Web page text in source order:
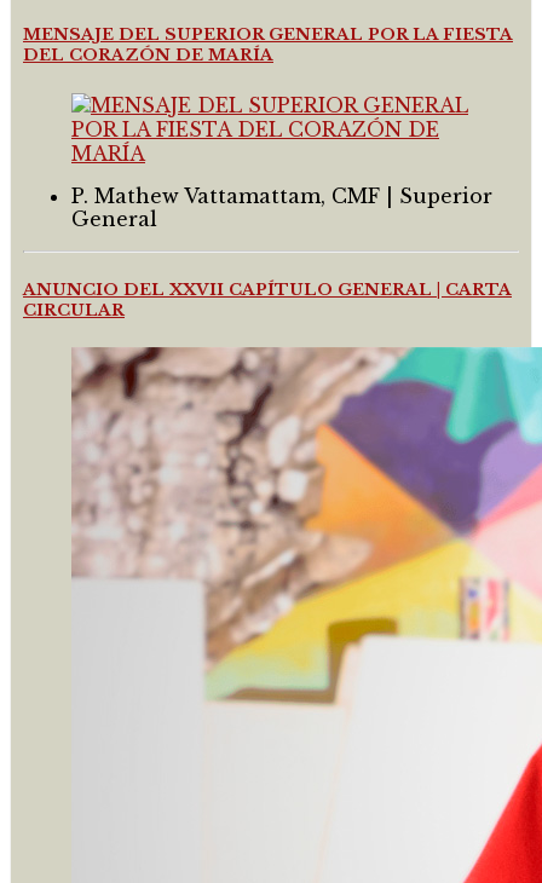
MENSAJE DEL SUPERIOR GENERAL POR LA FIESTA
DEL CORAZÓN DE MARÍA
P. Mathew Vattamattam, CMF | Superior
General
ANUNCIO DEL XXVII CAPÍTULO GENERAL | CARTA
CIRCULAR